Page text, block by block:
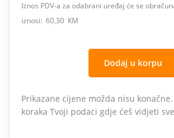
Iznos PDV-a za odabrani uređaj će se
iznosi: 60,30 KM
Dodaj u korpu
Prikazane cijene možda nisu
koraka Tvoji podaci gdje ćeš vidjeti